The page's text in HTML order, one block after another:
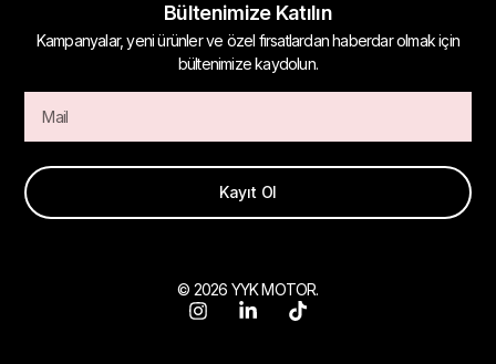
Bültenimize Katılın
Kampanyalar, yeni ürünler ve özel fırsatlardan haberdar olmak için
bültenimize kaydolun.
Kayıt Ol
© 2026 YYK MOTOR.